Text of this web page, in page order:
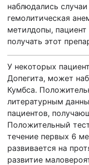
наблюдались
гемолитическая
метилдопы,
получать этот
У некоторых
Допегита, может
Кумбса.
литературным
пациентов,
Положительный
течение первых 6
развивается на
развитие